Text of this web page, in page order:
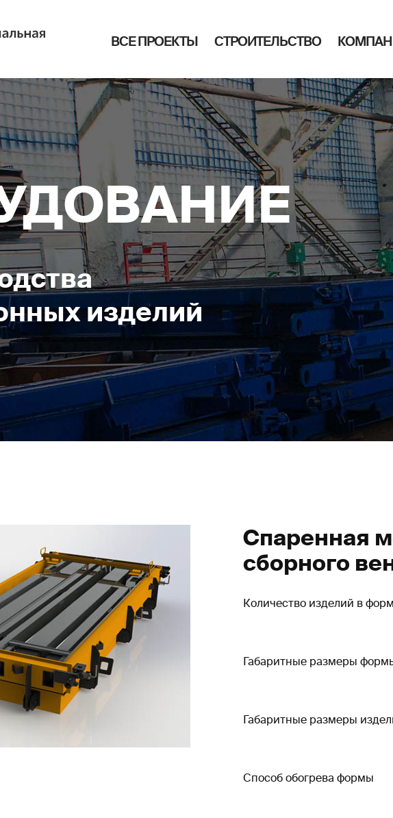
ВСЕ ПРОЕКТЫ СТРОИТЕЛЬСТВО
изделий
Спаренная
сборного
Количество изделий в
Габаритные размеры
Габаритные размеры
Способ обогрева формы